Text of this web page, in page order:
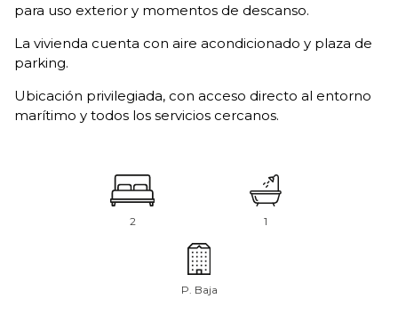
para uso exterior y momentos de descanso.
La vivienda cuenta con aire acondicionado y plaza de
parking.
Ubicación privilegiada, con acceso directo al entorno
marítimo y todos los servicios cercanos.
2 1
P. Baja